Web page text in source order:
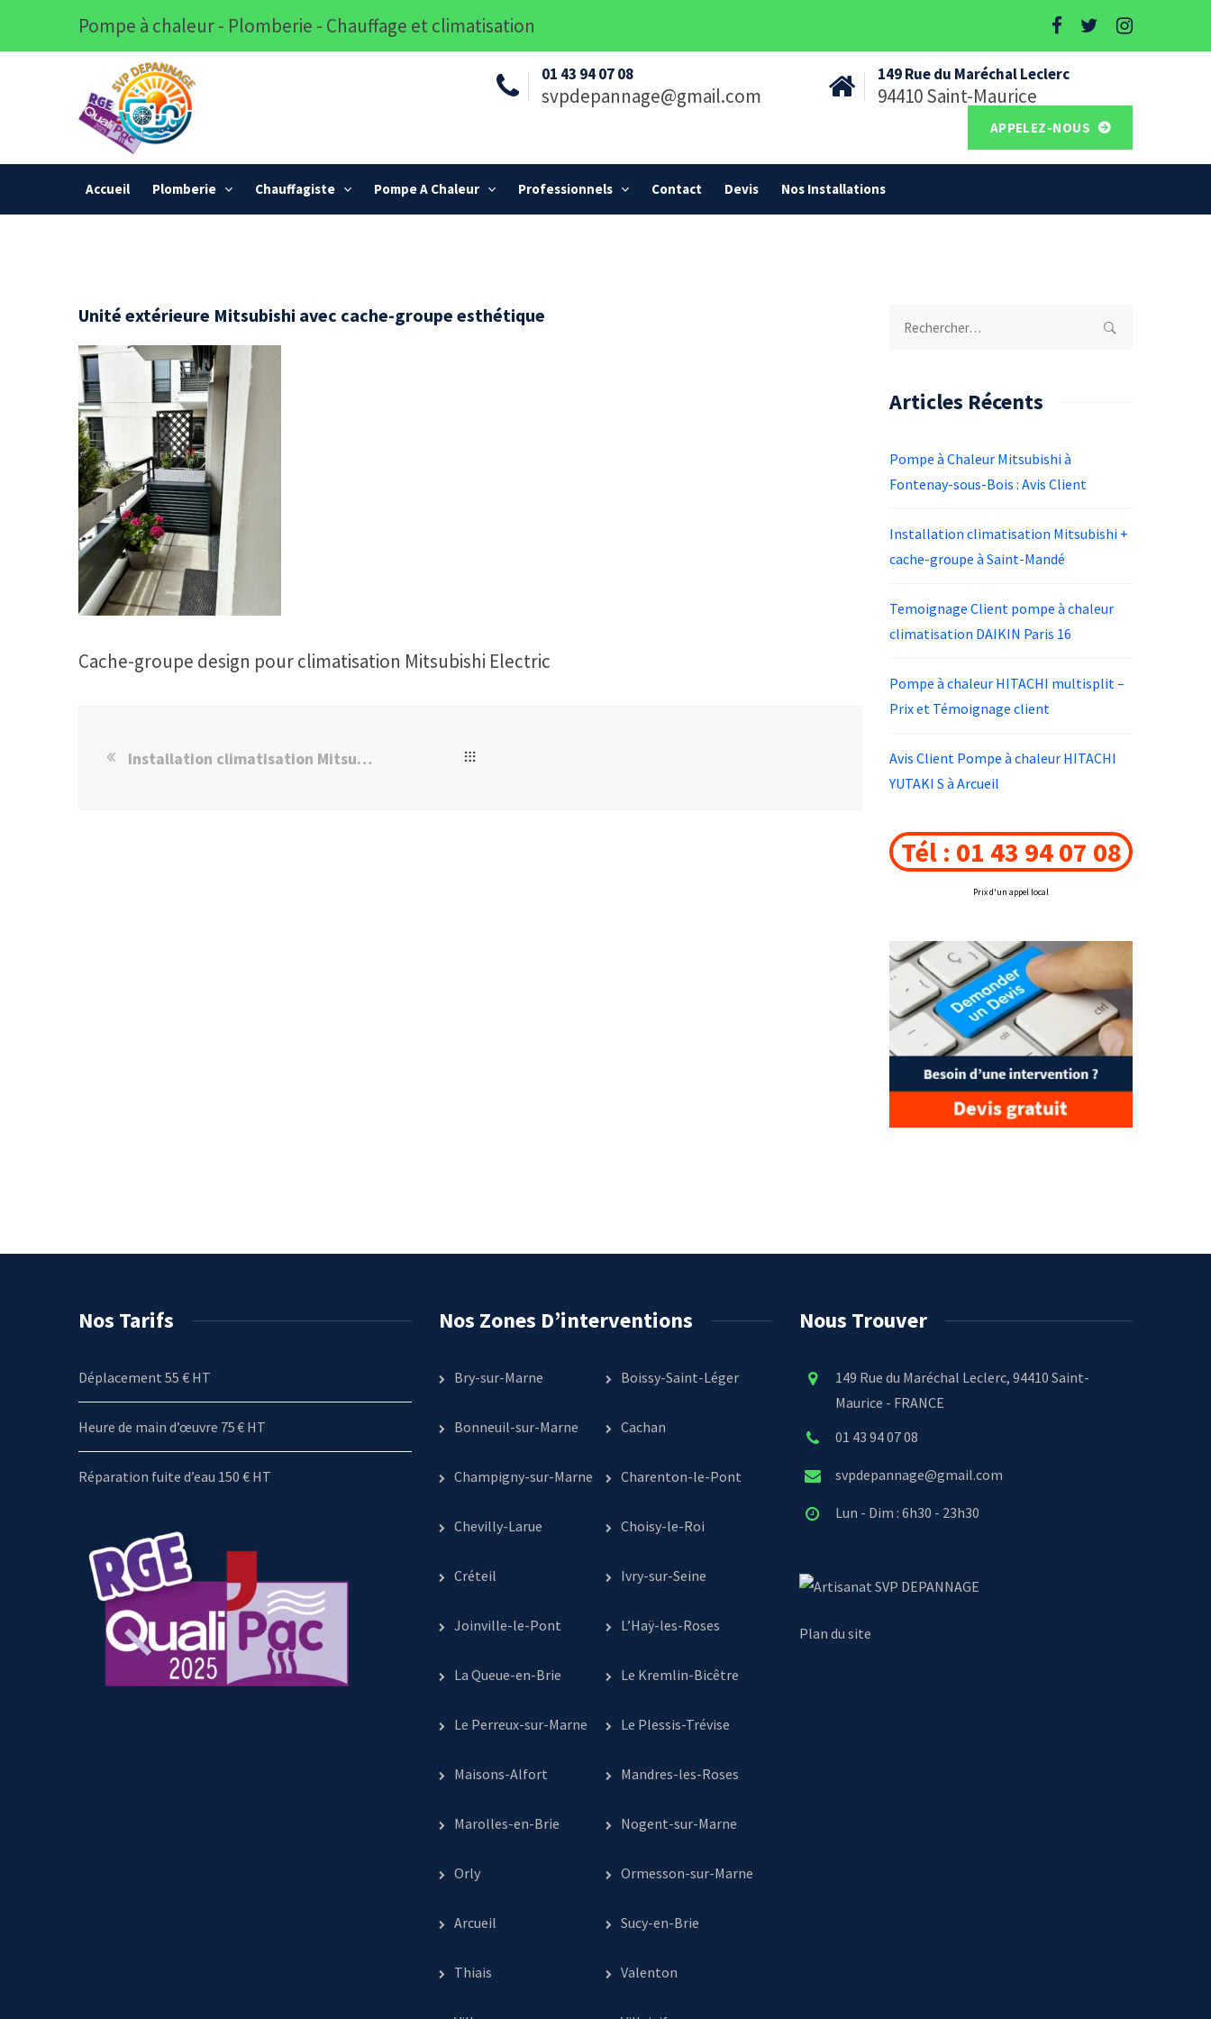
Pompe à chaleur - Plomberie - Chauffage et climatisation
01 43 94 07 08
svpdepannage@gmail.com
149 Rue du Maréchal Leclerc
94410 Saint-Maurice
APPELEZ-NOUS
Accueil Plomberie Chauffagiste Pompe A Chaleur Professionnels Contact Devis Nos Installations
Unité extérieure Mitsubishi avec cache-groupe esthétique
Cache-groupe design pour climatisation Mitsubishi Electric
Installation climatisation Mitsubishi + cache-groupe à Saint-Mandé
Rechercher :
Articles Récents
Pompe à Chaleur Mitsubishi à
Fontenay-sous-Bois : Avis Client
Installation climatisation Mitsubishi +
cache-groupe à Saint-Mandé
Temoignage Client pompe à chaleur
climatisation DAIKIN Paris 16
Pompe à chaleur HITACHI multisplit –
Prix et Témoignage client
Avis Client Pompe à chaleur HITACHI
YUTAKI S à Arcueil
Tél : 01 43 94 07 08
Prix d'un appel local
Nos Tarifs
Déplacement 55 € HT
Heure de main d’œuvre 75 € HT
Réparation fuite d’eau 150 € HT
Nos Zones D’interventions
Bry-sur-Marne Boissy-Saint-Léger
Bonneuil-sur-Marne Cachan
Champigny-sur-Marne Charenton-le-Pont
Chevilly-Larue Choisy-le-Roi
Créteil Ivry-sur-Seine
Joinville-le-Pont L’Haÿ-les-Roses
La Queue-en-Brie Le Kremlin-Bicêtre
Le Perreux-sur-Marne Le Plessis-Trévise
Maisons-Alfort Mandres-les-Roses
Marolles-en-Brie Nogent-sur-Marne
Orly Ormesson-sur-Marne
Arcueil Sucy-en-Brie
Thiais Valenton
Nous Trouver
149 Rue du Maréchal Leclerc, 94410 Saint-
Maurice - FRANCE
01 43 94 07 08
svpdepannage@gmail.com
Lun - Dim : 6h30 - 23h30
SVP DEPANNAGE
Plan du site